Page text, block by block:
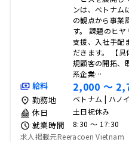
ンは、ベトナム
の観点から事業
す。 課題のヒ
支援、入社手配
だきます。 【
規顧客の開拓、
系企業…
給料 2,000 〜
勤務地 ベトナム | ハノ
休日 土日祝休み
就業時間
8:30 〜 17:30
求人掲載元Reeracoen Vietnam